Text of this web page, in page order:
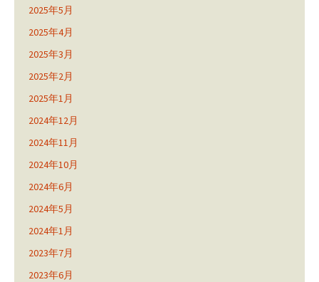
2025年5月
2025年4月
2025年3月
2025年2月
2025年1月
2024年12月
2024年11月
2024年10月
2024年6月
2024年5月
2024年1月
2023年7月
2023年6月